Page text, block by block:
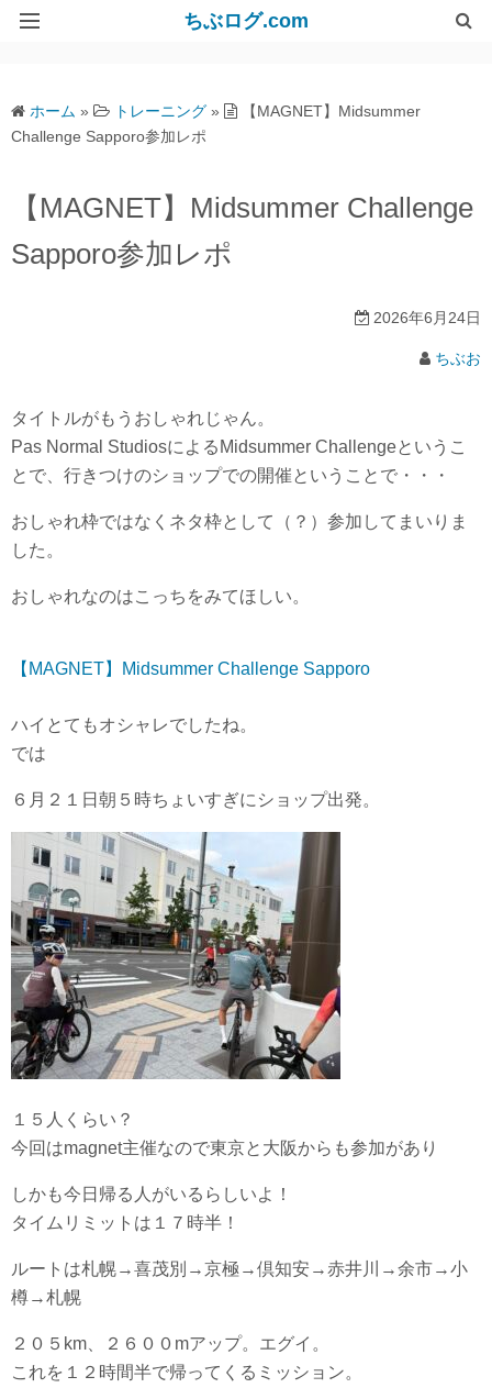
ちぶログ.com
ホーム » トレーニング »
【MAGNET】Midsummer
Challenge Sapporo参加レポ
【MAGNET】Midsummer Challenge
Sapporo参加レポ
2026年6月24日
ちぶお
タイトルがもうおしゃれじゃん。
Pas Normal StudiosによるMidsummer Challengeというこ
とで、行きつけのショップでの開催ということで・・・
おしゃれ枠ではなくネタ枠として（？）参加してまいりま
した。
おしゃれなのはこっちをみてほしい。
【MAGNET】Midsummer Challenge Sapporo
ハイとてもオシャレでしたね。
では
６月２１日朝５時ちょいすぎにショップ出発。
１５人くらい？
今回はmagnet主催なので東京と大阪からも参加があり
しかも今日帰る人がいるらしいよ！
タイムリミットは１７時半！
ルートは札幌→喜茂別→京極→倶知安→赤井川→余市→小
樽→札幌
２０５km、２６００mアップ。エグイ。
これを１２時間半で帰ってくるミッション。